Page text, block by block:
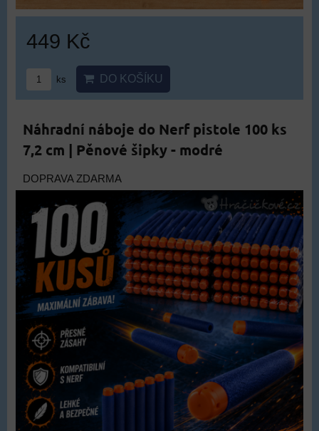
449 Kč
ks DO KOŠÍKU
Náhradní náboje do Nerf pistole 100 ks
7,2 cm | Pěnové šipky - modré
DOPRAVA ZDARMA